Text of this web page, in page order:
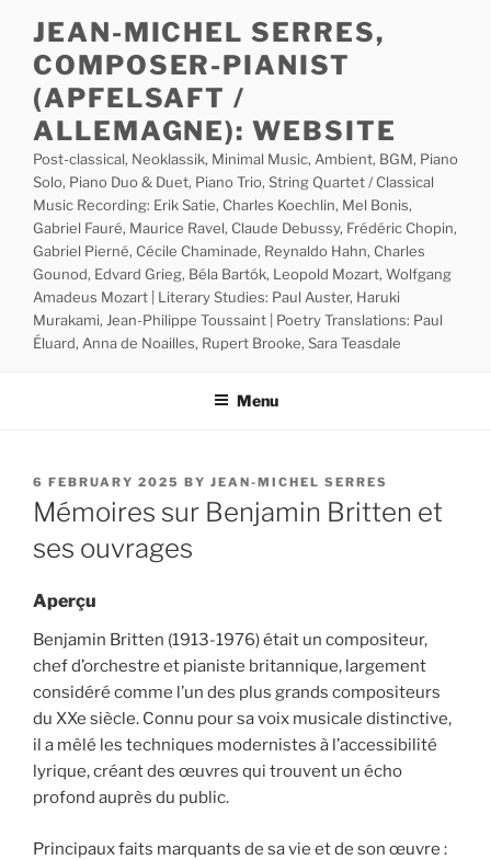
content
JEAN-MICHEL SERRES,
COMPOSER-PIANIST
(APFELSAFT /
ALLEMAGNE): WEBSITE
Post-classical, Neoklassik, Minimal Music, Ambient, BGM, Piano
Solo, Piano Duo & Duet, Piano Trio, String Quartet / Classical
Music Recording: Erik Satie, Charles Koechlin, Mel Bonis,
Gabriel Fauré, Maurice Ravel, Claude Debussy, Frédéric Chopin,
Gabriel Pierné, Cécile Chaminade, Reynaldo Hahn, Charles
Gounod, Edvard Grieg, Béla Bartók, Leopold Mozart, Wolfgang
Amadeus Mozart | Literary Studies: Paul Auster, Haruki
Murakami, Jean-Philippe Toussaint | Poetry Translations: Paul
Éluard, Anna de Noailles, Rupert Brooke, Sara Teasdale
Menu
POSTED
ON
6 FEBRUARY 2025 BY JEAN-MICHEL SERRES
Mémoires sur Benjamin Britten et
ses ouvrages
Aperçu
Benjamin Britten (1913-1976) était un compositeur,
chef d’orchestre et pianiste britannique, largement
considéré comme l’un des plus grands compositeurs
du XXe siècle. Connu pour sa voix musicale distinctive,
il a mêlé les techniques modernistes à l’accessibilité
lyrique, créant des œuvres qui trouvent un écho
profond auprès du public.
Principaux faits marquants de sa vie et de son œuvre :